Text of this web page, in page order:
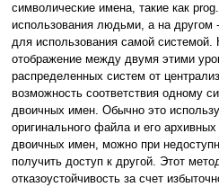
символические имена, такие как
использования людьми, а на другом
для использования самой системой.
отображение между двумя этими
распределенных систем от
возможность соответствия одному
двоичных имен. Обычно это
оригинального файла и его
двоичных имен, можно при
получить доступ к другой. Этот
отказоустойчивость за счет